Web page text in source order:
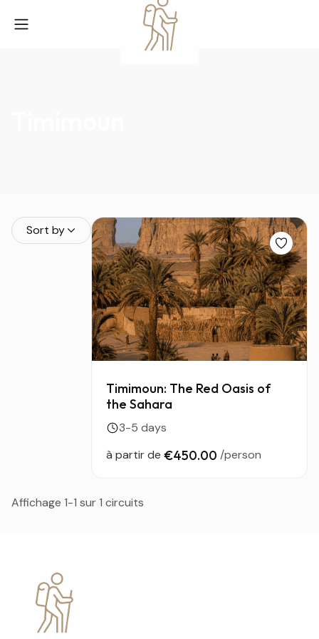
Sort by
Timimoun: The Red Oasis of
the Sahara
3-5 days
à partir de €450.00 /person
Affichage 1-1 sur 1 circuits